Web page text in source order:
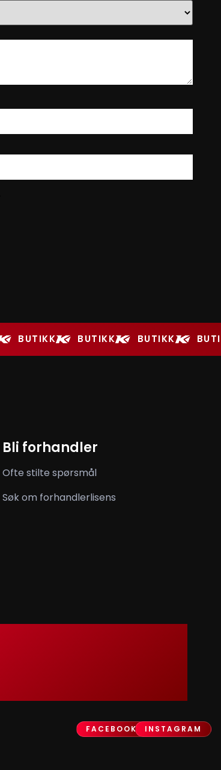
BUTIKK BUTIKK BUTIKK
Bli forhandler
Ofte stilte spørsmål
Søk om forhandlerlisens
FACEBOOK INSTAGRAM